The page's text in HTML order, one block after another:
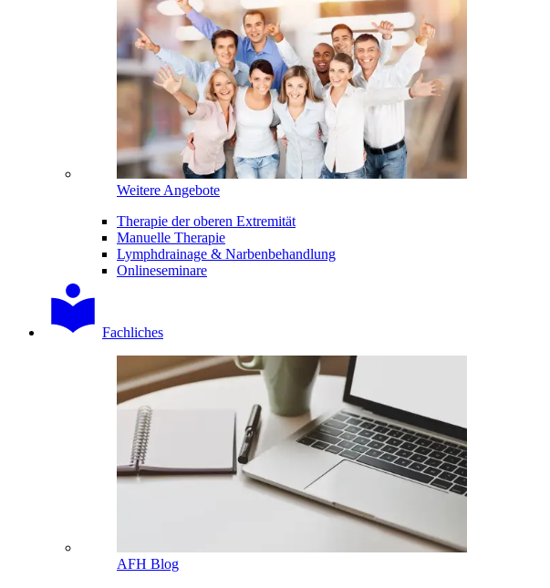
Weitere Angebote
Therapie der oberen Extremität
Manuelle Therapie
Lymphdrainage & Narbenbehandlung
Onlineseminare
Fachliches
AFH Blog